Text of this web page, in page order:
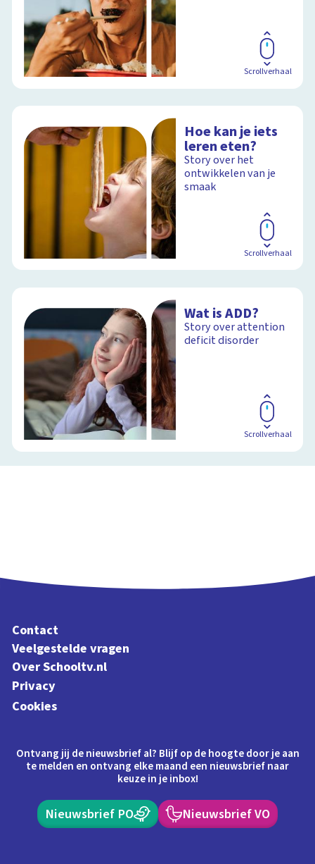
Scrollverhaal
Hoe kan je iets
leren eten?
Story over het
ontwikkelen van je
smaak
Scrollverhaal
Wat is ADD?
Story over attention
deficit disorder
Scrollverhaal
Contact
Veelgestelde vragen
Over Schooltv.nl
Privacy
Cookies
Ontvang jij de nieuwsbrief al? Blijf op de hoogte door je aan
te melden en ontvang elke maand een nieuwsbrief naar
keuze in je inbox!
Nieuwsbrief PO Nieuwsbrief VO